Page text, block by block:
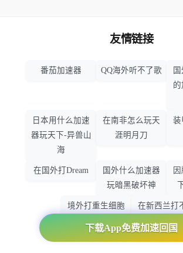
下载App免费加速回国
友情链接
番茄加速器 QQ海外听不了歌
日本用什么加速
器玩天下-异兽山
海
在南非怎么玩天
涯明月刀
装
在国外打Dream
国外什么加速器
玩暗黑破坏神
境外打重生细胞
加速器哪个好
在新西兰打
大智慧怎么